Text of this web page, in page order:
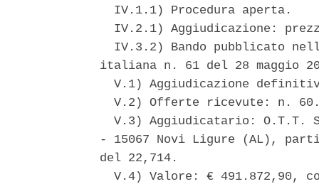
  IV.1.1) Procedura aperta.
IV.2.1) Aggiudicazione:
IV.3.2) Bando pubblicato
italiana n. 61 del 28 maggio
V.1) Aggiudicazione
V.2) Offerte ricevute: n.
V.3) Aggiudicatario: O.T.T.
- 15067 Novi Ligure (AL),
del 22,714.
V.4) Valore: € 491.872,90,